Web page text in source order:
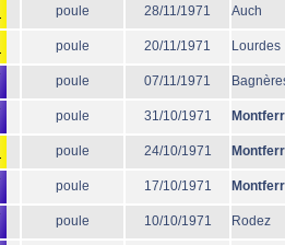
poule 28/11/1971 Auch
poule 20/11/1971 Lourdes
poule 07/11/1971
poule 31/10/1971
poule 24/10/1971
poule 17/10/1971
poule 10/10/1971 Rodez